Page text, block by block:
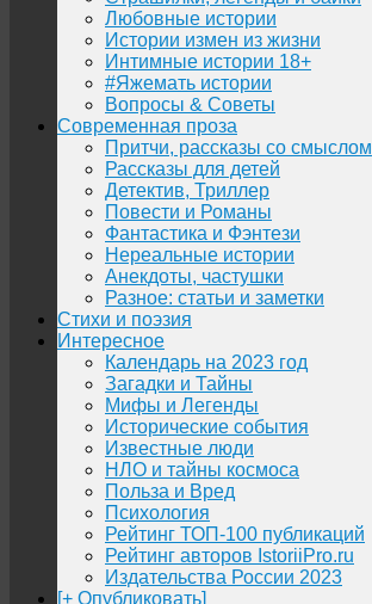
Любовные истории
Истории измен из жизни
Интимные истории 18+
#Яжемать истории
Вопросы & Советы
Современная проза
Притчи, рассказы со смыслом
Рассказы для детей
Детектив, Триллер
Повести и Романы
Фантастика и Фэнтези
Нереальные истории
Анекдоты, частушки
Разное: статьи и заметки
Стихи и поэзия
Интересное
Календарь на 2023 год
Загадки и Тайны
Мифы и Легенды
Исторические события
Известные люди
НЛО и тайны космоса
Польза и Вред
Психология
Рейтинг ТОП-100 публикаций
Рейтинг авторов IstoriiPro.ru
Издательства России 2023
[+ Опубликовать]